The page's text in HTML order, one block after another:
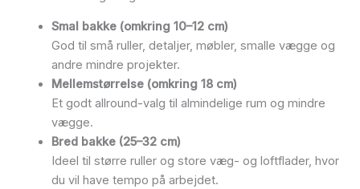
Smal bakke (omkring 10–12 cm)
God til små ruller, detaljer, møbler, smalle vægge og
andre mindre projekter.
Mellemstørrelse (omkring 18 cm)
Et godt allround-valg til almindelige rum og mindre
vægge.
Bred bakke (25–32 cm)
Ideel til større ruller og store væg- og loftflader, hvor
du vil have tempo på arbejdet.